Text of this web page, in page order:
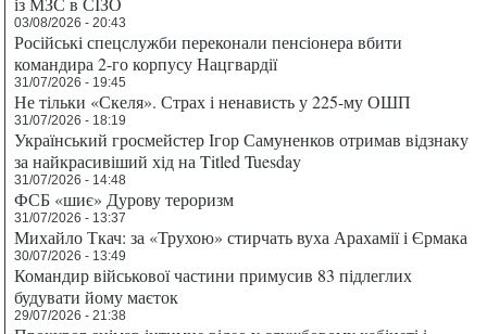
03/08/2026 - 20:43
Російські спецслужби переконали пенсіонера вбити
командира 2-го корпусу Нацгвардії
31/07/2026 - 19:45
Не тільки «Скеля». Страх і ненависть у 225-му ОШП
31/07/2026 - 18:19
Український гросмейстер Ігор Самуненков отримав відзнаку
за найкрасивіший хід на Titled Tuesday
31/07/2026 - 14:48
ФСБ «шиє» Дурову тероризм
31/07/2026 - 13:37
Михайло Ткач: за «Трухою» стирчать вуха Арахамії і Єрмака
30/07/2026 - 13:49
Командир військової частини примусив 83 підлеглих
будувати йому маєток
29/07/2026 - 21:38